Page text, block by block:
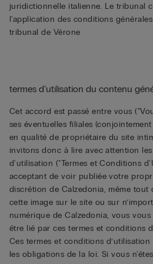
juridictionnelle italienne. Le tribunal
l'application des conditions
tribunal de Vérone
termes d’utilisation du contenu
Cet accord est passé entre vous
ses éventuelles filiales
en qualité de propriétaire du site
invitons donc à lire avec attention
d'utilisation ("Termes et Conditions
acceptant de voir publiée votre
discrétion de Calzedonia, même tout
cette image sur le site ou sur
numérique de Calzedonia, vous
être lié par ces termes et conditions
Ces termes et conditions
les obligations de la loi. Si vous